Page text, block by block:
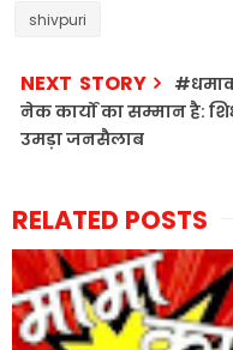
shivpuri
NEXT STORY
नेक कार्यों का सम्मान है:
उमड़ा जनसैलाब
RELATED POSTS